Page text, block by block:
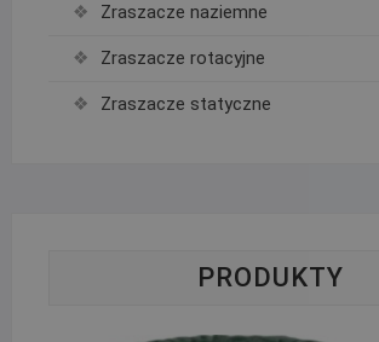
Zraszacze naziemne
Zraszacze rotacyjne
Zraszacze statyczne
PRODUKTY